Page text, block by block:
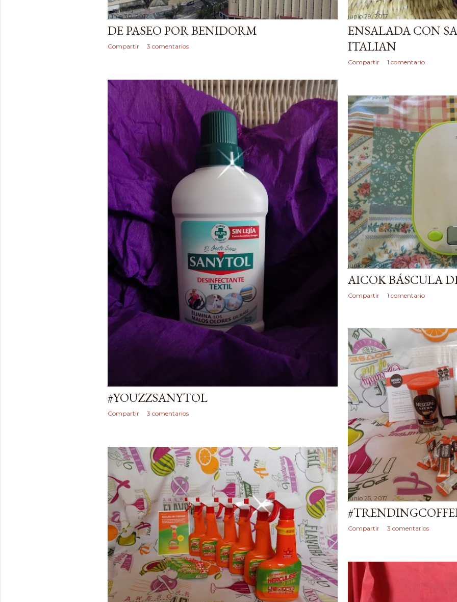
junio 30, 2017
DE PASEO POR BENIDORM
Compartir 3 comentarios
junio 29, 2017
ENSALADA CON
ITALIAN
Compartir 1 comentario
#YOUZZSANYTOL
Compartir 3 comentarios
junio 26, 2017
AICOK BÁSCULA
Compartir 1 comentario
junio 25, 2017
Compartir 3 comentarios